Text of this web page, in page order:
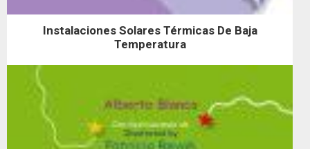
Instalaciones Solares Térmicas De Baja
Temperatura